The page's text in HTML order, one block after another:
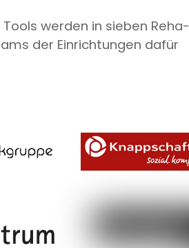
werden in sieben Reha-
der Einrichtungen dafür